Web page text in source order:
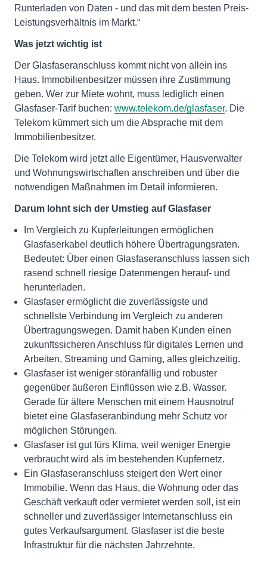
Runterladen von Daten - und das mit dem besten Preis-
Leistungsverhältnis im Markt.“
Was jetzt wichtig ist
Der Glasfaseranschluss kommt nicht von allein ins
Haus. Immobilienbesitzer müssen ihre Zustimmung
geben. Wer zur Miete wohnt, muss lediglich einen
Glasfaser-Tarif buchen: www.telekom.de/glasfaser. Die
Telekom kümmert sich um die Absprache mit dem
Immobilienbesitzer.
Die Telekom wird jetzt alle Eigentümer, Hausverwalter
und Wohnungswirtschaften anschreiben und über die
notwendigen Maßnahmen im Detail informieren.
Darum lohnt sich der Umstieg auf Glasfaser
Im Vergleich zu Kupferleitungen ermöglichen
Glasfaserkabel deutlich höhere Übertragungsraten.
Bedeutet: Über einen Glasfaseranschluss lassen sich
rasend schnell riesige Datenmengen herauf- und
herunterladen.
Glasfaser ermöglicht die zuverlässigste und
schnellste Verbindung im Vergleich zu anderen
Übertragungswegen. Damit haben Kunden einen
zukunftssicheren Anschluss für digitales Lernen und
Arbeiten, Streaming und Gaming, alles gleichzeitig.
Glasfaser ist weniger störanfällig und robuster
gegenüber äußeren Einflüssen wie z.B. Wasser.
Gerade für ältere Menschen mit einem Hausnotruf
bietet eine Glasfaseranbindung mehr Schutz vor
möglichen Störungen.
Glasfaser ist gut fürs Klima, weil weniger Energie
verbraucht wird als im bestehenden Kupfernetz.
Ein Glasfaseranschluss steigert den Wert einer
Immobilie. Wenn das Haus, die Wohnung oder das
Geschäft verkauft oder vermietet werden soll, ist ein
schneller und zuverlässiger Internetanschluss ein
gutes Verkaufsargument. Glasfaser ist die beste
Infrastruktur für die nächsten Jahrzehnte.